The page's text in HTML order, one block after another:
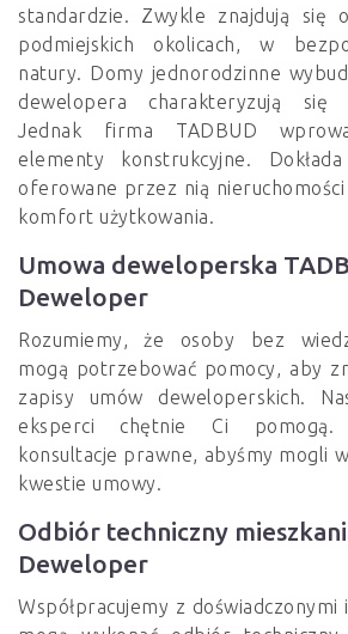
standardzie. Zwykle znajdują się
podmiejskich okolicach, w
natury. Domy jednorodzinne
dewelopera charakteryzują się
Jednak firma TADBUD
elementy konstrukcyjne.
oferowane przez nią nieruchomości
komfort użytkowania.
Umowa deweloperska
Deweloper
Rozumiemy, że osoby bez
mogą potrzebować pomocy, aby
zapisy umów deweloperskich.
eksperci chętnie Ci pomogą.
konsultacje prawne, abyśmy mogli
kwestie umowy.
Odbiór techniczny
Deweloper
Współpracujemy z